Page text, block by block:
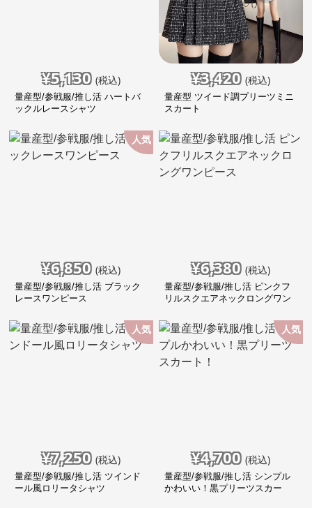
¥5,130 (税込)
量産型/参戦服/推し活 ハートバ
ックルレースシャツ
¥3,420 (税込)
量産型 ツイード調プリーツミニ
スカート
人気
¥6,850 (税込)
量産型/参戦服/推し活 ブラック
レースワンピース
¥6,380 (税込)
量産型/参戦服/推し活 ピンクフ
リルスクエアネックロングワン
人気
¥7,250 (税込)
量産型/参戦服/推し活 ツインド
ール風ロリータシャツ
人気
¥4,700 (税込)
量産型/参戦服/推し活 シンプル
かわいい！黒プリーツスカー